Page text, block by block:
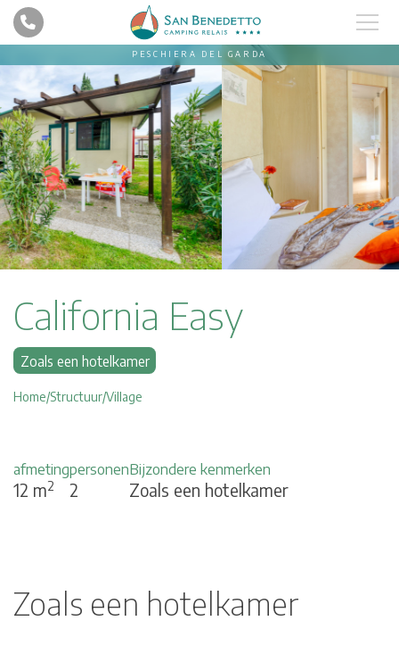
PESCHIERA DEL GARDA
California Easy
Zoals een hotelkamer
Home Structuur Village
afmeting
12 m2
personen
2
Bijzondere kenmerken
Zoals een hotelkamer
Zoals een hotelkamer